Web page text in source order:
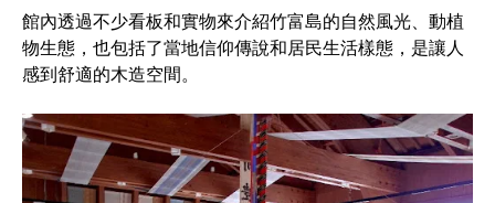
館內透過不少看板和實物來介紹竹富島的自然風光、動植
物生態，也包括了當地信仰傳說和居民生活樣態，是讓人
感到舒適的木造空間。